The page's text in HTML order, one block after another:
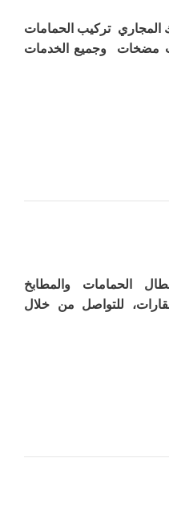
تركيب الحمامات
مضخات وجميع الخدمات
الحمامات والمطابخ
للتواصل من خلال